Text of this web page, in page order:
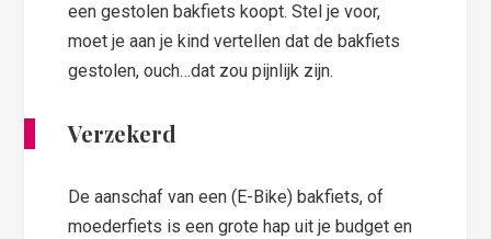
een gestolen bakfiets koopt. Stel je voor,
moet je aan je kind vertellen dat de bakfiets
gestolen, ouch…dat zou pijnlijk zijn.
Verzekerd
De aanschaf van een (E-Bike) bakfiets, of
moederfiets is een grote hap uit je budget en